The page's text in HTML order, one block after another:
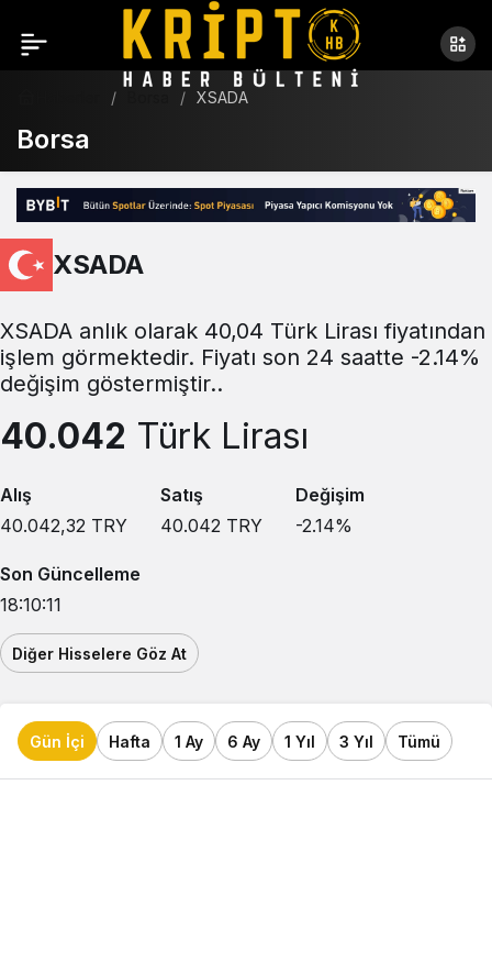
XSADA
Borsa
XSADA
XSADA anlık olarak 40,04 Türk Lirası fiyatından
işlem görmektedir. Fiyatı son 24 saatte -2.14%
değişim göstermiştir..
40.042 Türk Lirası
Alış
40.042,32 TRY
Satış
40.042 TRY
Değişim
-2.14%
Son Güncelleme
18:10:11
Diğer Hisselere Göz At
Gün İçi Hafta 1 Ay 6 Ay 1 Yıl 3 Yıl Tümü